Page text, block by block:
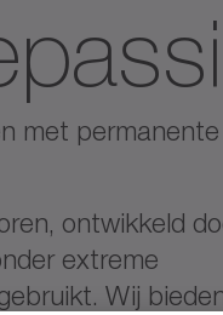
met permanente
ontwikkeld
extreme
Wij